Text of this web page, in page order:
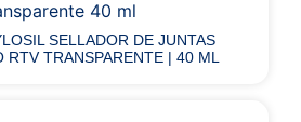
SELLADOR DE JUNTAS
RTV TRANSPARENTE | 40 ML